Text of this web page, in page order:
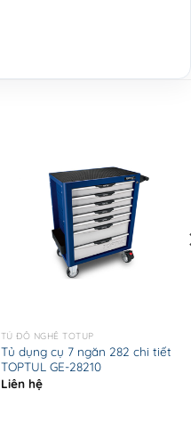
TỦ ĐỒ NGHỀ TOTUP
Tủ dụng cụ 7 ngăn 282 chi tiết
TOPTUL GE-28210
Liên hệ